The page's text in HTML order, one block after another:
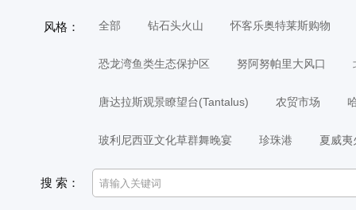
风格： 全部 钻石头火山 怀客乐奥特莱斯购物
恐龙湾鱼类生态保护区 努阿努帕里大风口
唐达拉斯观景瞭望台(Tantalus) 农贸市场
玻利尼西亚文化草群舞晚宴 珍珠港 夏威夷
搜 索：